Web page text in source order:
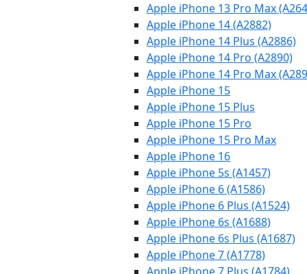
Apple iPhone 13 Pro Max
Apple iPhone 14 (A2882)
Apple iPhone 14 Plus (A2886)
Apple iPhone 14 Pro (A2890)
Apple iPhone 14 Pro Max
Apple iPhone 15
Apple iPhone 15 Plus
Apple iPhone 15 Pro
Apple iPhone 15 Pro Max
Apple iPhone 16
Apple iPhone 5s (A1457)
Apple iPhone 6 (A1586)
Apple iPhone 6 Plus (A1524)
Apple iPhone 6s (A1688)
Apple iPhone 6s Plus (A1687)
Apple iPhone 7 (A1778)